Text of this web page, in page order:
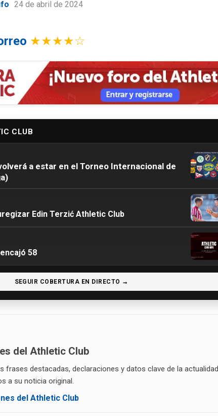
24 de abril de 2024
★★★★☆
CLUB
a estar en el Torneo Internacional de
Edin Terzić Athletic Club
58
SEGUIR COBERTURA EN DIRECTO →
del Athletic Club
frases destacadas, declaraciones y datos clave de la actualidad
a su noticia original.
del Athletic Club